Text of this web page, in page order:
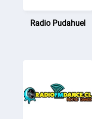
Radio Pudahuel